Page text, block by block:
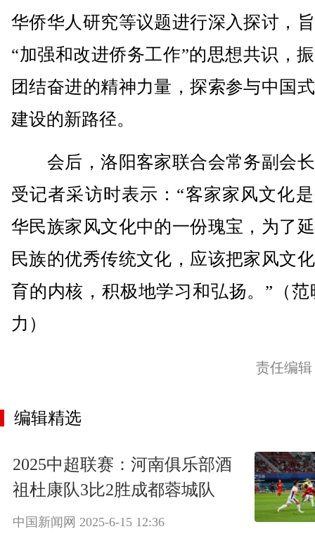
华侨华人研究等议题进行深入探讨，
“加强和改进侨务工作”的思想共识，
团结奋进的精神力量，探索参与中国
建设的新路径。
会后，洛阳客家联合会常务副会
受记者采访时表示：“客家家风文化
华民族家风文化中的一份瑰宝，为了
民族的优秀传统文化，应该把家风文
育的内核，积极地学习和弘扬。”（范
力）
责任编
编辑精选
2025中超联赛：河南俱乐部酒
祖杜康队3比2胜成都蓉城队
中国新闻网 2025-6-15 12:36